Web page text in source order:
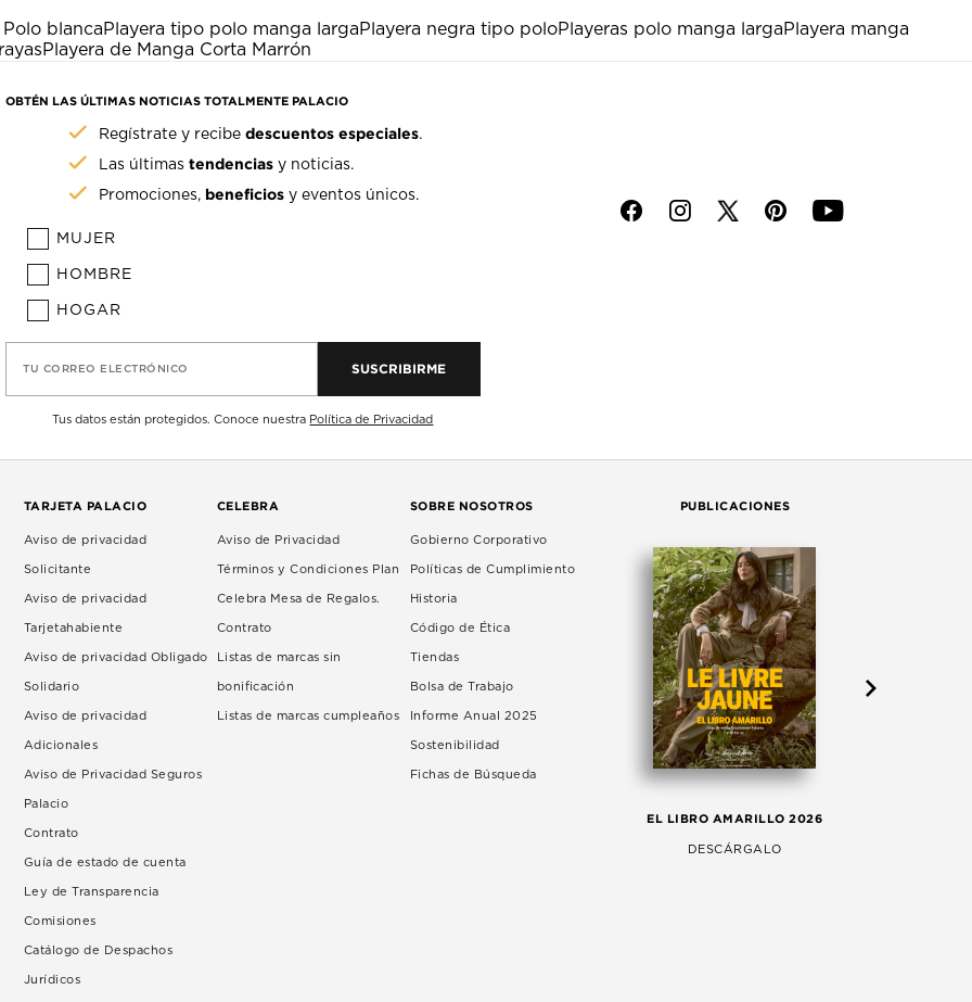
blancaPlayera tipo polo manga largaPlayera negra tipo poloPlayeras polo manga largaPlayera manga
Playera de Manga Corta Marrón
OBTÉN LAS ÚLTIMAS NOTICIAS TOTALMENTE PALACIO
Regístrate y recibedescuentos especiales.
Las últimastendencias y noticias.
Promociones, beneficios y eventos únicos.
MUJER
HOMBRE
HOGAR
TU CORREO ELECTRÓNICO SUSCRIBIRME
Tus datos están protegidos. Conoce nuestra Política de Privacidad
f i p y
TARJETA PALACIO
Aviso de privacidad
Solicitante
Aviso de privacidad
Tarjetahabiente
Aviso de privacidad Obligado
Solidario
Aviso de privacidad
Adicionales
Aviso de Privacidad Seguros
Palacio
Contrato
Guía de estado de cuenta
Ley de Transparencia
Comisiones
Catálogo de Despachos
Jurídicos
CELEBRA
Aviso de Privacidad
Términos y Condiciones Plan
Celebra Mesa de Regalos.
Contrato
Listas de marcas sin
bonificación
Listas de marcas cumpleaños
SOBRE NOSOTROS
Gobierno Corporativo
Políticas de Cumplimiento
Historia
Código de Ética
Tiendas
Bolsa de Trabajo
Informe Anual 2025
Sostenibilidad
Fichas de Búsqueda
PUBLICACIONES
EL LIBRO AMARILLO 2026
DESCÁRGALO